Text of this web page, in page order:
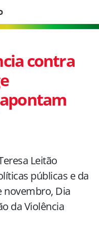
contra
Leitão
públicas e da
novembro, Dia
da Violência